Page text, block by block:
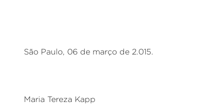
São Paulo, 06 de março de 2.015.
Maria Tereza Kapp